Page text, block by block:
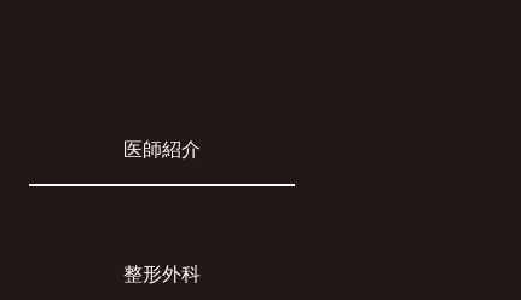
医師紹介
整形外科